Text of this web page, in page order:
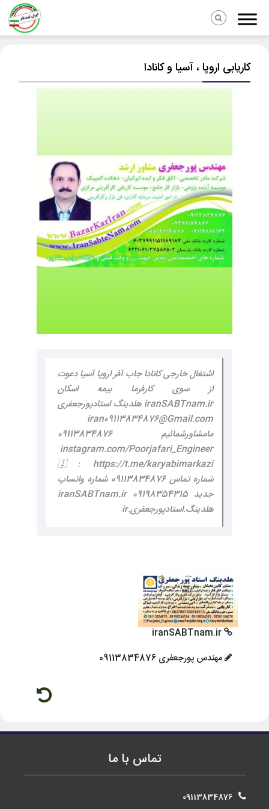
کاریابی اروپا ، آسیا و کانادا
اشتغال خارجی کانادا جاب آفر اروپا آسیا دعوت
از سوی کارفرما بیمه اسکان
iranSABTnam.ir هلدینگ استادپورجعفری
iran09113834876@Gmail.com
مامشاورشمائیم 09113834876
instagram.com/Poorjafari_Engineer
🇮: https://t.me/karyabimarkazi
شماره تماس 09113834876 شماره واتساپ
جدید 09198354315 iranSABTnam.ir
هلدینگ.استادپورجعفری.ir
مهندس پورجعفری 09113834876
تماس با ما
09113834876